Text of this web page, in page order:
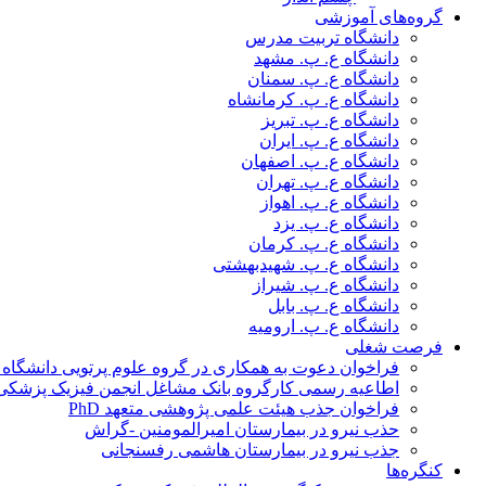
گروه‌های آموزشی
دانشگاه تربیت مدرس
دانشگاه ع. پ. مشهد
دانشگاه ع. پ. سمنان
دانشگاه ع. پ. کرمانشاه
دانشگاه ع. پ. تبریز
دانشگاه ع. پ. ایران
دانشگاه ع. پ. اصفهان
دانشگاه ع. پ. تهران
دانشگاه ع. پ. اهواز
دانشگاه ع. پ. یزد
دانشگاه ع. پ. کرمان
دانشگاه ع. پ. شهید‌بهشتی
دانشگاه ع. پ. شیراز
دانشگاه ع. پ. بابل
دانشگاه ع. پ. ارومیه
فرصت شغلی
فراخوان دعوت به همکاری در گروه علوم پرتویی دانشگاه
اطاعیه رسمی کارگروه بانک مشاغل انجمن فیزیک
فراخوان جذب هیئت علمی پژوهشی متعهد PhD
حذب نیرو در بیمارستان امیرالمومنین -گراش
جذب نیرو در بیمارستان هاشمی رفسنجانی
کنگره‌ها